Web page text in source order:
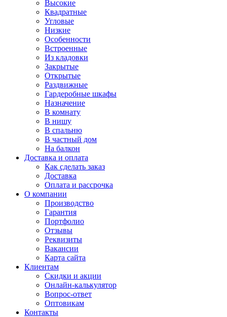
Высокие
Квадратные
Угловые
Низкие
Особенности
Встроенные
Из кладовки
Закрытые
Открытые
Раздвижные
Гардеробные шкафы
Назначение
В комнату
В нишу
В спальню
В частный дом
На балкон
Доставка и оплата
Как сделать заказ
Доставка
Оплата и рассрочка
О компании
Производство
Гарантия
Портфолио
Отзывы
Реквизиты
Вакансии
Карта сайта
Клиентам
Скидки и акции
Онлайн-калькулятор
Вопрос-ответ
Оптовикам
Контакты